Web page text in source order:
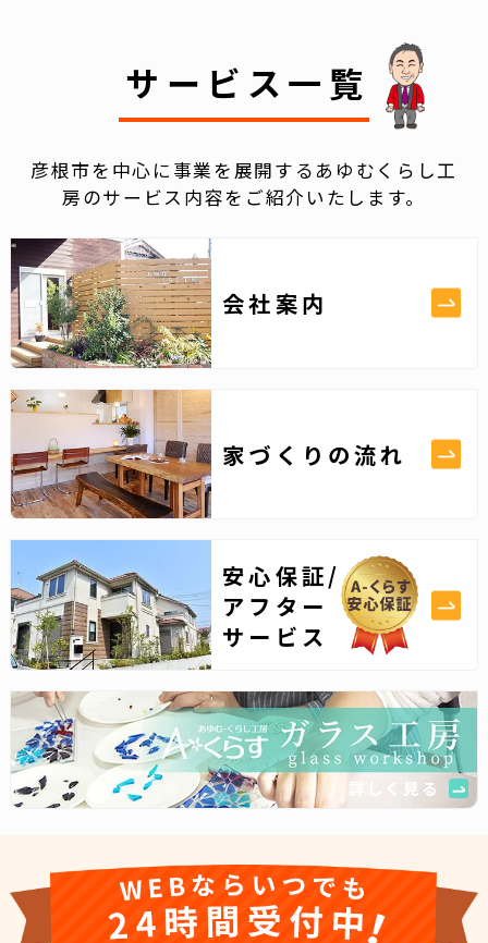
サービス一覧
彦根市を中心に事業を展開するあゆむくらし工
房のサービス内容をご紹介いたします。
会社案内
家づくりの流れ
安心保証/
アフター
サービス
詳しく見る